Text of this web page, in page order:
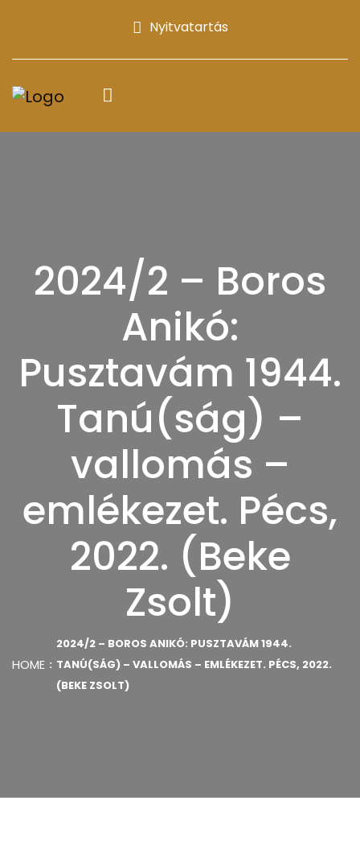
Nyitvatartás
2024/2 – Boros
Anikó:
Pusztavám 1944.
Tanú(ság) –
vallomás –
emlékezet. Pécs,
2022. (Beke
Zsolt)
HOME
2024/2 – BOROS ANIKÓ: PUSZTAVÁM 1944.
TANÚ(SÁG) – VALLOMÁS – EMLÉKEZET. PÉCS, 2022.
(BEKE ZSOLT)